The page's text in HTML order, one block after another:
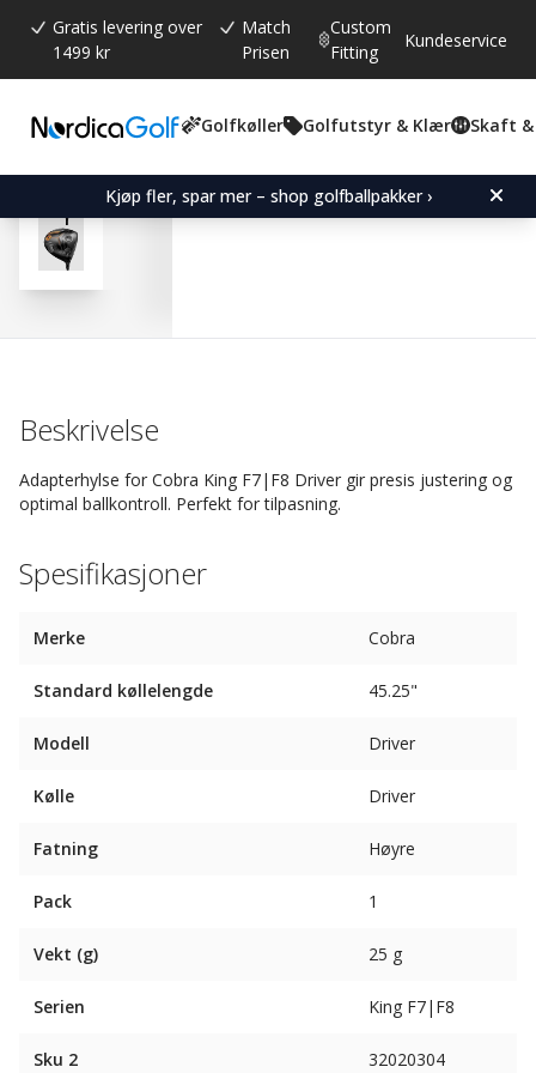
Gratis levering over
1499 kr
Match
Prisen
Custom
Fitting
Kundeservice
Golfkøller Golfutstyr & Klær Skaft &
Kjøp fler, spar mer – shop golfballpakker ›
Gjennomsnittskarakter:
4.8 (stemmer:
363)
Adapter Sleeve for
Beskrivelse
Adapterhylse for Cobra King F7|F8 Driver gir presis justering og
optimal ballkontroll. Perfekt for tilpasning.
Spesifikasjoner
Merke Cobra
Standard køllelengde 45.25"
Modell Driver
Kølle Driver
Fatning Høyre
Pack 1
Vekt (g) 25 g
Serien King F7|F8
Sku 2 32020304